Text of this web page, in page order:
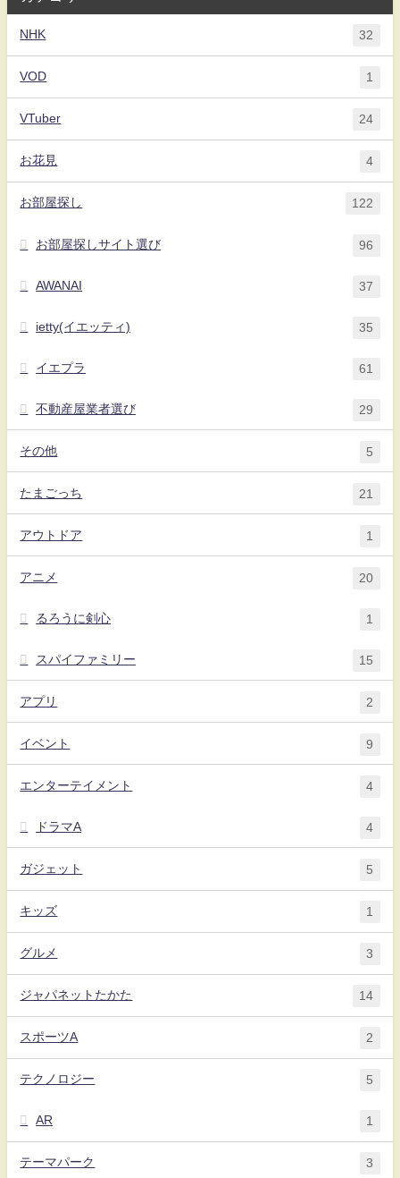
NHK 32
VOD 1
VTuber 24
お花見 4
お部屋探し 122
お部屋探しサイト選び 96
AWANAI 37
ietty(イエッティ) 35
イエプラ 61
不動産屋業者選び 29
その他 5
たまごっち 21
アウトドア 1
アニメ 20
るろうに剣心 1
スパイファミリー 15
アプリ 2
イベント 9
エンターテイメント 4
ドラマA 4
ガジェット 5
キッズ 1
グルメ 3
ジャパネットたかた 14
スポーツA 2
テクノロジー 5
AR 1
テーマパーク 3